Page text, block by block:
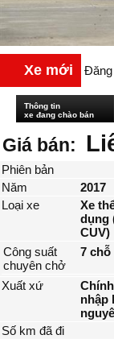
Xe mới Đăng
Thông tin
xe đang chào bán
Giá bán:
Phiên bản
Năm
2017
Loại xe
Xe
dụng
CUV)
Công suất
chuyên chở
7 chỗ
Xuất xứ
nhập
Số km đã đi